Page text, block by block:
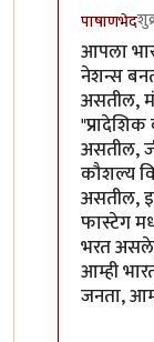
पाषाणभेद
In reply
आपला
नेशन्स
असतील,
"प्रादेशिक
असतील,
कौशल्य
असतील,
फास्टेग
भरत
आम्ही
जनता,